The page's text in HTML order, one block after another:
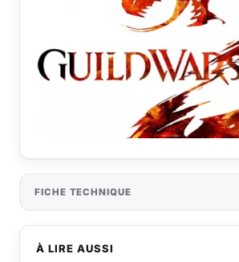
À LIRE AUSSI
FICHE TECHNIQUE